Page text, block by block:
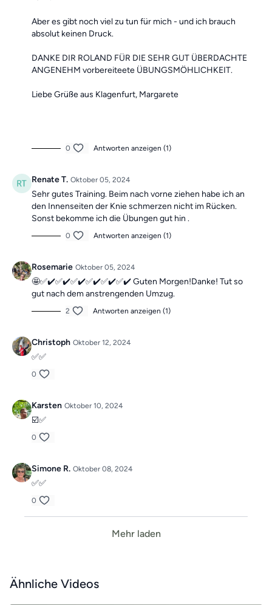
Aber es gibt noch viel zu tun für mich - und ich brauch
absolut keinen Druck.
DANKE DIR ROLAND FÜR DIE SEHR GUT ÜBERDACHTE
ANGENEHM vorbereiteete ÜBUNGSMÖHLICHKEIT.
Liebe Grüße aus Klagenfurt, Margarete
0 Antworten anzeigen (1)
Renate T. Oktober 05, 2024
Sehr gutes Training. Beim nach vorne ziehen habe ich an
den Innenseiten der Knie schmerzen nicht im Rücken.
Sonst bekomme ich die Übungen gut hin .
0 Antworten anzeigen (1)
Rosemarie Oktober 05, 2024
🤩✅✔️✅✔️✅✔️✅✔️✅✔️✅✔️ Guten Morgen!Danke! Tut so
gut nach dem anstrengenden Umzug.
2 Antworten anzeigen (1)
Christoph Oktober 12, 2024
✅✅
0
Karsten Oktober 10, 2024
☑️✅️
0
Simone R. Oktober 08, 2024
✅✅
0
Mehr laden
Ähnliche Videos